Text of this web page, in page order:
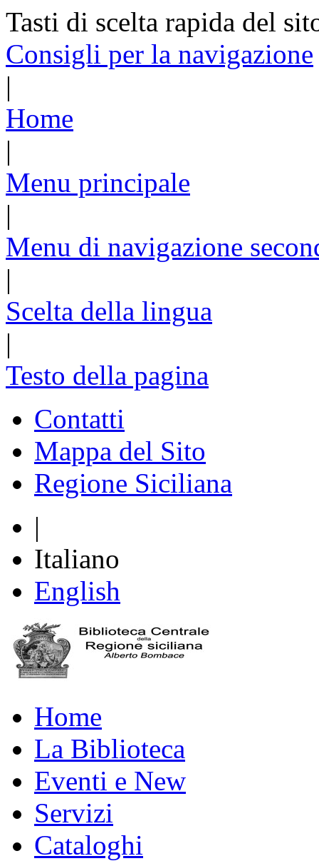
Tasti di scelta rapida del
Consigli per la navigazione
|
Home
|
Menu principale
|
Menu di navigazione
|
Scelta della lingua
|
Testo della pagina
Contatti
Mappa del Sito
Regione Siciliana
|
Italiano
English
Home
La Biblioteca
Eventi e New
Servizi
Cataloghi